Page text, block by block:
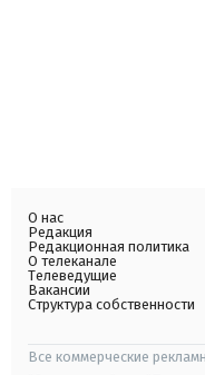
О нас
Редакция
Редакционная политика
О телеканале
Телеведущие
Вакансии
Структура собственности
Все коммерческие